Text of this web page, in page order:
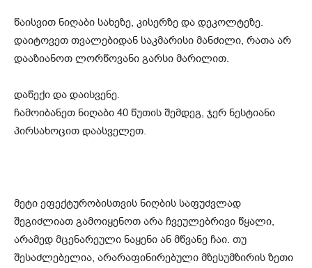
წაისვით ნიღაბი სახეზე, კისერზე და დეკოლტეზე.
დაიტოვეთ თვალებიდან საკმარისი მანძილი, რათა არ
დააზიანოთ ლორწოვანი გარსი მარილით.
დაწექი და დაისვენე.
ჩამოიბანეთ ნიღაბი 40 წუთის შემდეგ, ჯერ ნესტიანი
პირსახოცით დაასველეთ.
მეტი ეფექტურობისთვის ნიღბის საფუძვლად
შეგიძლიათ გამოიყენოთ არა ჩვეულებრივი წყალი,
არამედ მცენარეული ნაყენი ან მწვანე ჩაი. თუ
შესაძლებელია, არარაფინირებული მზესუმზირის ზეთი